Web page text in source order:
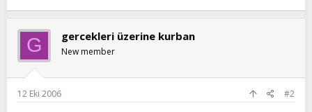
G gercekleri üzerine kurban
New member
12 Eki 2006 #2